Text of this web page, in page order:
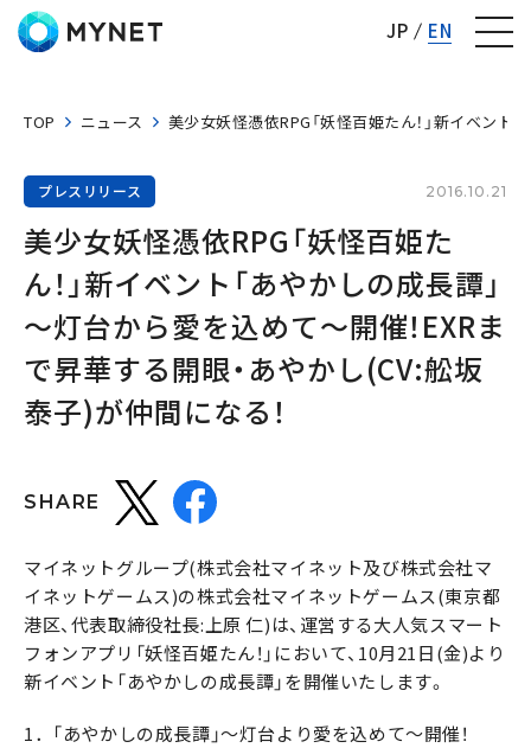
JP EN
TOP ニュース 美少女妖怪憑依RPG「妖怪百姫たん！」新イベント
プレスリリース 2016.10.21
美少女妖怪憑依RPG「妖怪百姫た
ん！」新イベント「あやかしの成長譚」
～灯台から愛を込めて～開催！EXRま
で昇華する開眼・あやかし(CV:舩坂
泰子)が仲間になる！
SHARE
マイネットグループ(株式会社マイネット及び株式会社マ
イネットゲームス)の株式会社マイネットゲームス(東京都
港区、代表取締役社長:上原 仁)は、運営する大人気スマート
フォンアプリ「妖怪百姫たん！」において、10月21日(金)より
新イベント「あやかしの成長譚」を開催いたします。
1．「あやかしの成長譚」～灯台より愛を込めて～開催！